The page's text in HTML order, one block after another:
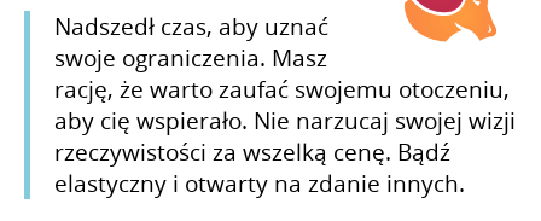
Nadszedł czas, aby uznać
swoje ograniczenia. Masz
rację, że warto zaufać swojemu otoczeniu,
aby cię wspierało. Nie narzucaj swojej wizji
rzeczywistości za wszelką cenę. Bądź
elastyczny i otwarty na zdanie innych.